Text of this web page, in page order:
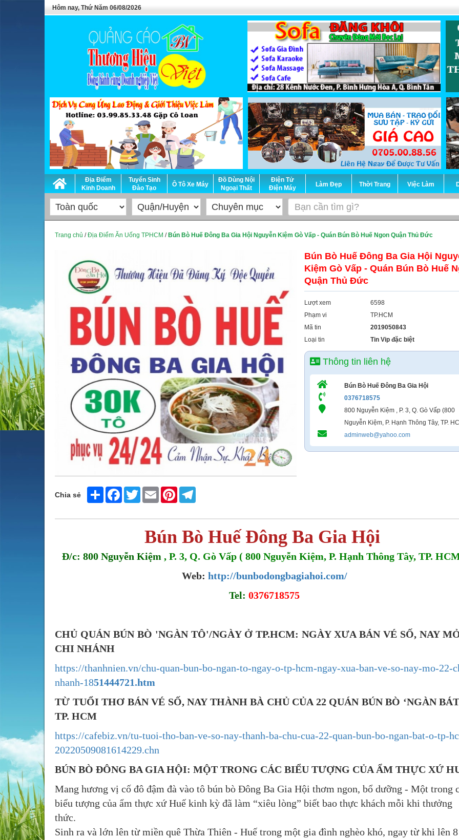
Hôm nay, Thứ Năm 06/08/2026
Địa Điểm
Kinh Doanh
Tuyển Sinh
Đào Tạo
Ô Tô Xe Máy
Đồ Dùng Nội
Ngoại Thất
Điện Tử
Điện Máy
Làm Đẹp Thời Trang Việc Làm
Trang chủ /Địa Điểm Ăn Uống TPHCM / Bún Bò Huế Đông Ba Gia Hội Nguyễn Kiệm Gò Vấp - Quán Bún Bò Huế Ngon Quận Thủ Đức
Chia sẻ Share FacebookTwitter Email Pinterest
Bún Bò Huế Đông Ba Gia Hội
Kiệm Gò Vấp - Quán Bún Bò Huế
Quận Thủ Đức
Lượt xem
6598
Phạm vi
TP.HCM
Mã tin
2019050843
Loại tin
Tin Vip đặc biệt
Thông tin liên hệ
Bún Bò Huế Đông Ba Gia Hội
0376718575
800 Nguyễn Kiệm , P. 3, Q. Gò Vấp (800
Nguyễn Kiệm, P. Hạnh Thông Tây, TP.
adminweb@yahoo.com
Bún Bò Huế Đông Ba Gia Hội
Đ/c: 800 Nguyễn Kiệm , P. 3, Q. Gò Vấp ( 800 Nguyễn Kiệm, P. Hạnh Thông Tây, TP.
Web: http://bunbodongbagiahoi.com/
Tel: 0376718575
CHỦ QUÁN BÚN BÒ 'NGÀN TÔ'/NGÀY Ở TP.HCM: NGÀY XƯA BÁN VÉ SỐ, NAY
CHI NHÁNH
https://thanhnien.vn/chu-quan-bun-bo-ngan-to-ngay-o-tp-hcm-ngay-xua-ban-ve-so-nay-mo-22-
nhanh-1851444721.htm
TỪ TUỔI THƠ BÁN VÉ SỐ, NAY THÀNH BÀ CHỦ CỦA 22 QUÁN BÚN BÒ ‘NGÀN
TP. HCM
https://cafebiz.vn/tu-tuoi-tho-ban-ve-so-nay-thanh-ba-chu-cua-22-quan-bun-bo-ngan-bat-o-tp-
20220509081614229.chn
BÚN BÒ ĐÔNG BA GIA HỘI: MỘT TRONG CÁC BIỂU TƯỢNG CỦA ẨM THỰC XỨ
Mang hương vị cố đô đậm đà vào tô bún bò Đông Ba Gia Hội thơm ngon, bổ dưỡng - Một trong
biểu tượng của ẩm thực xứ Huế kinh kỳ đã làm “xiêu lòng” biết bao thực khách mỗi khi thưởng
thức.
Sinh ra và lớn lên từ miền quê Thừa Thiên - Huế trong một gia đình nghèo khó, ngay từ khi lên 8